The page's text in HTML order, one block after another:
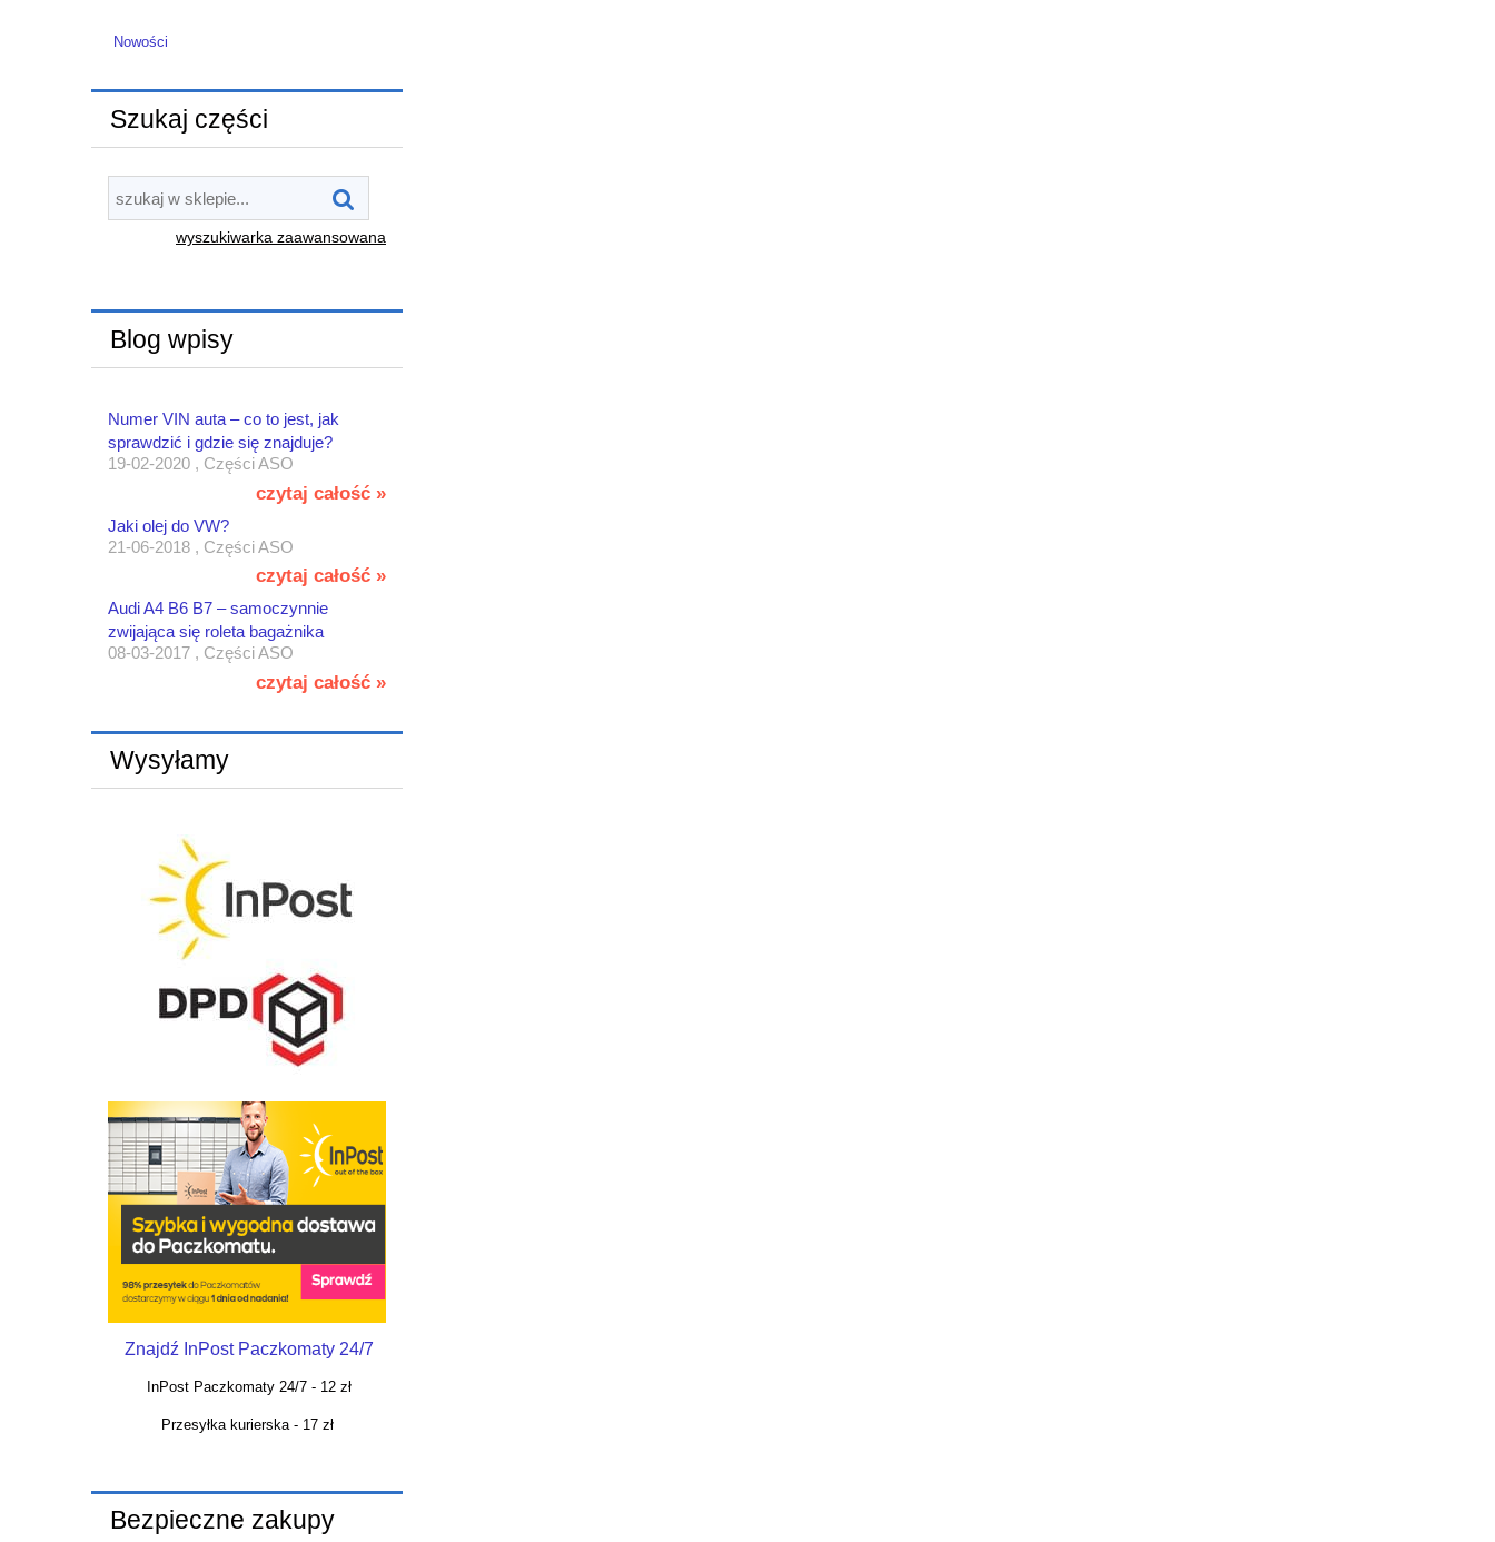
Nowości
Szukaj części
wyszukiwarka zaawansowana
Blog wpisy
Numer VIN auta – co to jest, jak
sprawdzić i gdzie się znajduje?
19-02-2020 , Części ASO
czytaj całość »
Jaki olej do VW?
21-06-2018 , Części ASO
czytaj całość »
Audi A4 B6 B7 – samoczynnie
zwijająca się roleta bagażnika
08-03-2017 , Części ASO
czytaj całość »
Wysyłamy
Znajdź InPost Paczkomaty 24/7
InPost Paczkomaty 24/7 - 12 zł
Przesyłka kurierska - 17 zł
Bezpieczne zakupy